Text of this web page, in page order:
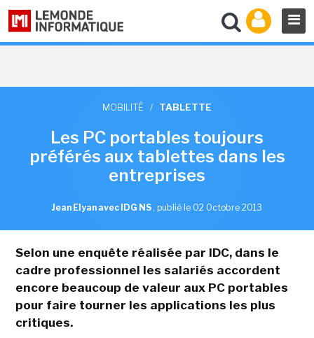
MOBILITÉ / TABLETTE
Les PC portables toujours
préférés aux tablettes dans les
entreprises
Jean Elyan avec IDG NS , publié le 02 Octobre 2013
Selon une enquête réalisée par IDC, dans le
cadre professionnel les salariés accordent
encore beaucoup de valeur aux PC portables
pour faire tourner les applications les plus
critiques.